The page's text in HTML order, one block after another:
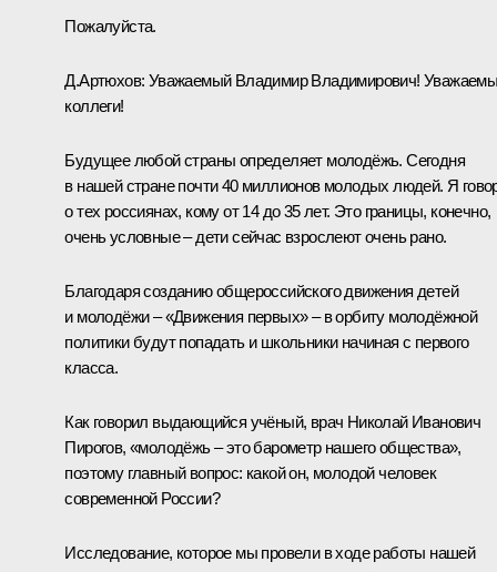
Пожалуйста.
Д.Артюхов: Уважаемый Владимир Владимирович!
коллеги!
Будущее любой страны определяет молодёжь. Сегодня
в нашей стране почти 40 миллионов молодых людей. Я
о тех россиянах, кому от 14 до 35 лет. Это границы, конечно,
очень условные – дети сейчас взрослеют очень рано.
Благодаря созданию общероссийского движения детей
и молодёжи – «Движения первых» – в орбиту молодёжной
политики будут попадать и школьники начиная с первого
класса.
Как говорил выдающийся учёный, врач Николай Иванович
Пирогов, «молодёжь – это барометр нашего общества»,
поэтому главный вопрос: какой он, молодой человек
современной России?
Исследование, которое мы провели в ходе работы нашей